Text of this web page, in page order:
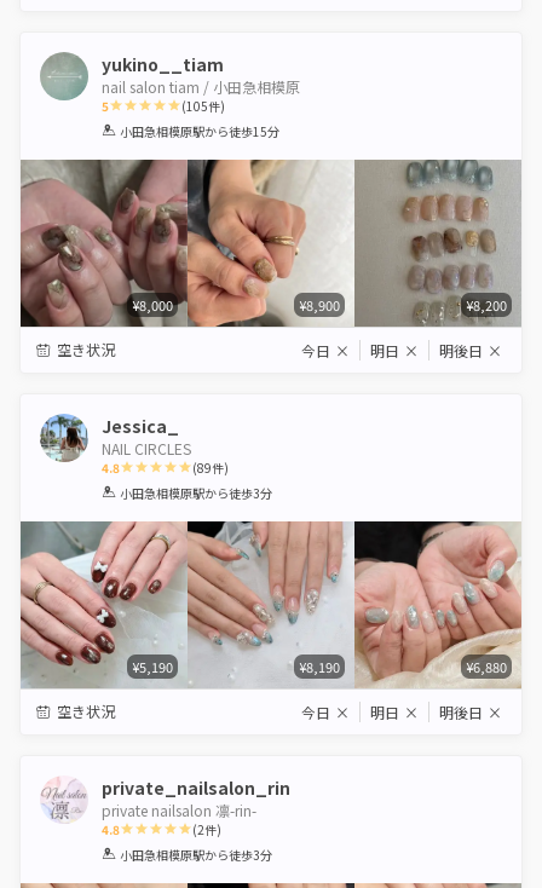
yukino__tiam
nail salon tiam / 小田急相模原
5
1 2 3 4 5
(105件)
小田急相模原駅から徒歩15分
¥8,000 ¥8,900 ¥8,200
空き状況 今日 × 明日 × 明後日 ×
Jessica_
NAIL CIRCLES
4.8
1 2 3 4 5
(89件)
小田急相模原駅から徒歩3分
¥5,190 ¥8,190 ¥6,880
空き状況 今日 × 明日 × 明後日 ×
private_nailsalon_rin
private nailsalon 凛-rin-
4.8
1 2 3 4 5
(2件)
小田急相模原駅から徒歩3分